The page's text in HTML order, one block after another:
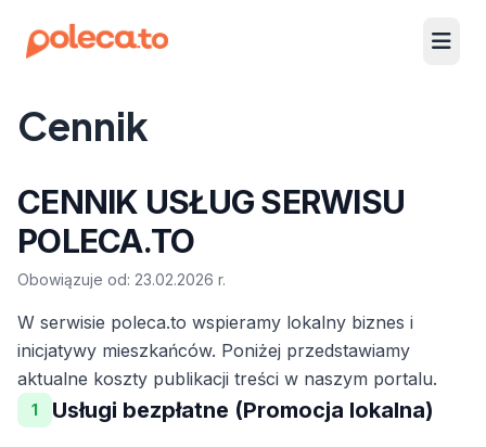
Cennik
CENNIK USŁUG SERWISU
POLECA.TO
Obowiązuje od: 23.02.2026 r.
W serwisie poleca.to wspieramy lokalny biznes i
inicjatywy mieszkańców. Poniżej przedstawiamy
aktualne koszty publikacji treści w naszym portalu.
1 Usługi bezpłatne (Promocja lokalna)